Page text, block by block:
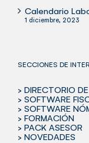
Calendario
1 diciembre, 2023
SECCIONES DE
> DIRECTORIO
> SOFTWARE
> SOFTWARE
> FORMACIÓN
> PACK ASESOR
> NOVEDADES